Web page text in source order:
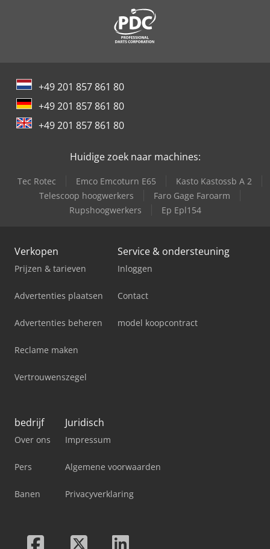
+49 201 857 861 80
+49 201 857 861 80
+49 201 857 861 80
Huidige zoek naar machines:
Tec Rotec Emco Emcoturn E65
Kasto Kastossb A 2
Telescoop hoogwerkers
Faro Gage Faroarm
Rupshoogwerkers
Ep Epl154
Verkopen
Prijzen & tarieven
Advertenties plaatsen
Advertenties beheren
Reclame maken
Vertrouwenszegel
Service & ondersteuning
Inloggen
Contact
model koopcontract
bedrijf
Over ons
Pers
Banen
Juridisch
Impressum
Algemene voorwaarden
Privacyverklaring